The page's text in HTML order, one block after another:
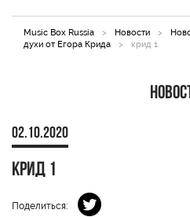
Music Box Russia > Новости >
духи от Егора Крида
> крид 1
02.10.2020
крид 1
Поделиться: